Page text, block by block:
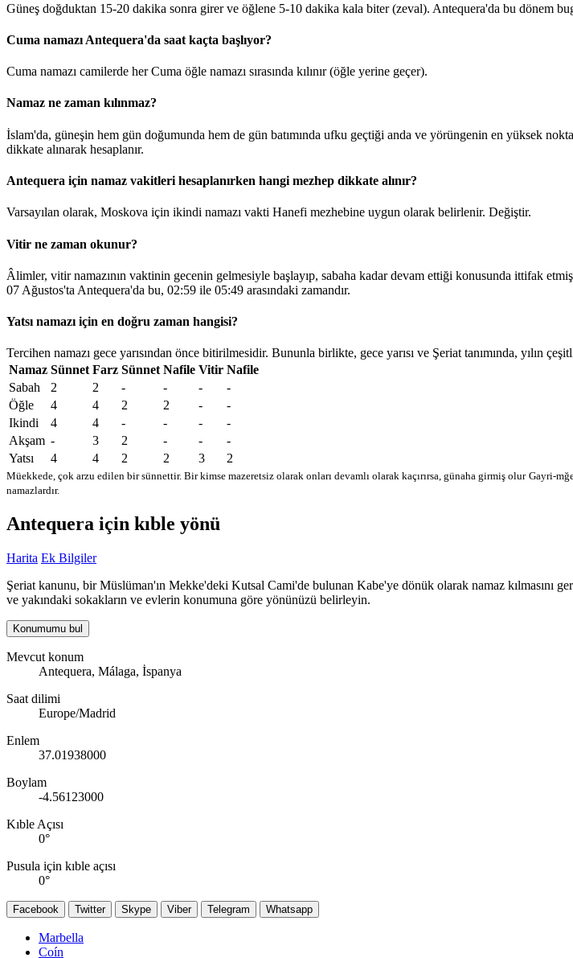
Güneş doğduktan 15-20 dakika sonra girer ve öğlene 5-10 dakika kala biter (zeval). Antequera'da bu dönem
Cuma namazı Antequera'da saat kaçta başlıyor?
Cuma namazı camilerde her Cuma öğle namazı sırasında kılınır (öğle yerine geçer).
Namaz ne zaman kılınmaz?
İslam'da, güneşin hem gün doğumunda hem de gün batımında ufku geçtiği anda ve yörüngenin en yüksek
dikkate alınarak hesaplanır.
Antequera için namaz vakitleri hesaplanırken hangi mezhep dikkate alınır?
Varsayılan olarak, Moskova için ikindi namazı vakti Hanefi mezhebine uygun olarak belirlenir. Değiştir.
Vitir ne zaman okunur?
Âlimler, vitir namazının vaktinin gecenin gelmesiyle başlayıp, sabaha kadar devam ettiği konusunda ittifak
07 Ağustos'ta Antequera'da bu, 02:59 ile 05:49 arasındaki zamandır.
Yatsı namazı için en doğru zaman hangisi?
Tercihen namazı gece yarısından önce bitirilmesidir. Bununla birlikte, gece yarısı ve Şeriat tanımında, yılın
Namaz Sünnet Farz Sünnet Nafile Vitir Nafile
Sabah
2 2 - - -
-
Öğle
4 4 2 2 -
-
Ikindi
4 4 - - -
-
Akşam - 3 2 - -
-
Yatsı
4 4 2 2 3 2
Müekkede, çok arzu edilen bir sünnettir. Bir kimse mazeretsiz olarak onları devamlı olarak kaçırırsa, günaha girmiş olur Gayri-
namazlardır.
Antequera için kıble yönü
Harita Ek Bilgiler
Şeriat kanunu, bir Müslüman'ın Mekke'deki Kutsal Cami'de bulunan Kabe'ye dönük olarak namaz kılmasını
ve yakındaki sokakların ve evlerin konumuna göre yönünüzü belirleyin.
Konumumu bul
Mevcut konum
Antequera, Málaga, İspanya
Saat dilimi
Europe/Madrid
Enlem
37.01938000
Boylam
-4.56123000
Kıble Açısı
0°
Pusula için kıble açısı
0°
Facebook Twitter Skype Viber Telegram Whatsapp
Marbella
Coín